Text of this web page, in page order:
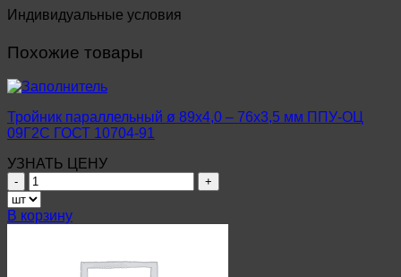
Индивидуальные условия
Похожие товары
Тройник параллельный ø 89х4,0 – 76х3,5 мм ППУ-ОЦ
09Г2С ГОСТ 10704-91
УЗНАТЬ ЦЕНУ
Количество
товара
Тройник
параллельный
В корзину